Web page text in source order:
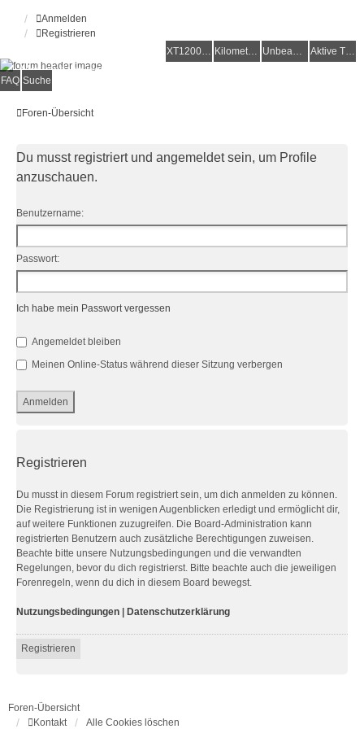
Anmelden
Registrieren
XT1200Z-Wiki
Kilometerstatistik Unbeantwortete Themen Aktive Themen
Alles rund um die Yamaha XT1200Z Super Ténéré
FAQ Suche
Foren-Übersicht
Du musst registriert und angemeldet sein, um Profile
anzuschauen.
Benutzername:
Passwort:
Ich habe mein Passwort vergessen
Angemeldet bleiben
Meinen Online-Status während dieser Sitzung verbergen
Registrieren
Du musst in diesem Forum registriert sein, um dich anmelden zu können.
Die Registrierung ist in wenigen Augenblicken erledigt und ermöglicht dir,
auf weitere Funktionen zuzugreifen. Die Board-Administration kann
registrierten Benutzern auch zusätzliche Berechtigungen zuweisen.
Beachte bitte unsere Nutzungsbedingungen und die verwandten
Regelungen, bevor du dich registrierst. Bitte beachte auch die jeweiligen
Forenregeln, wenn du dich in diesem Board bewegst.
Nutzungsbedingungen Datenschutzerklärung
Registrieren
Foren-Übersicht
Kontakt
Alle Cookies löschen